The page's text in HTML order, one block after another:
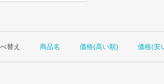
替え 商品名 価格(高い順) 価格(安